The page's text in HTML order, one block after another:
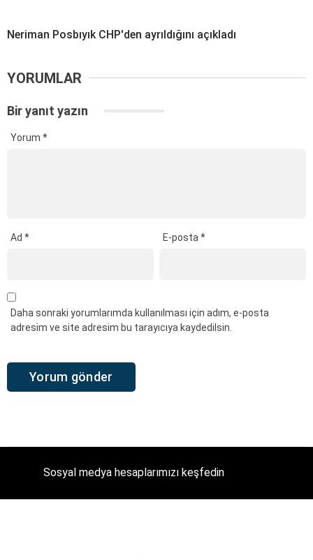
Neriman Posbıyık CHP'den ayrıldığını açıkladı
YORUMLAR
Bir yanıt yazın
Yorum *
Ad * E-posta*
Daha sonraki yorumlarımda kullanılması için adım, e-posta
adresim ve site adresim bu tarayıcıya kaydedilsin.
Sosyal medya hesaplarımızı keşfedin